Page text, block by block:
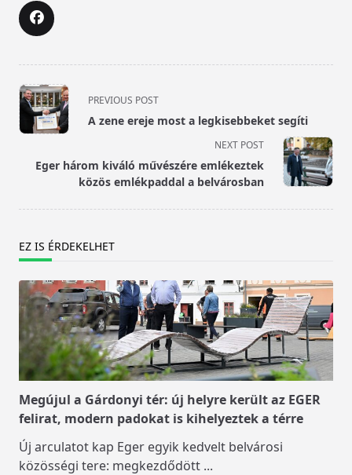
<span
class="nav-
subtitle
reader-
text">Page</span>
PREVIOUS POST
A zene ereje most a legkisebbeket segíti
NEXT POST
Eger három kiváló művészére emlékeztek
közös emlékpaddal a belvárosban
EZ IS ÉRDEKELHET
Megújul a Gárdonyi tér: új helyre került az EGER
felirat, modern padokat is kihelyeztek a térre
Új arculatot kap Eger egyik kedvelt belvárosi
közösségi tere: megkezdődött ...